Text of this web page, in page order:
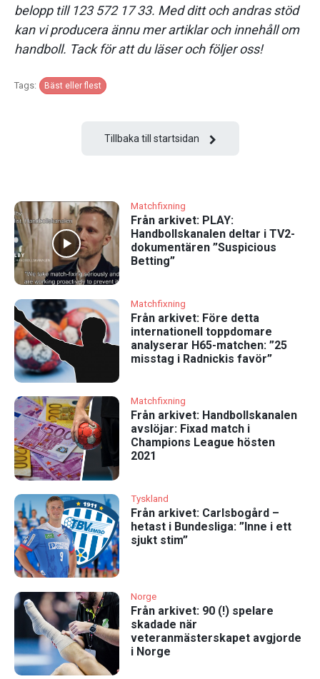
belopp till 123 572 17 33. Med ditt och andras stöd
kan vi producera ännu mer artiklar och innehåll om
handboll. Tack för att du läser och följer oss!
Tags: Bäst eller flest
Tillbaka till startsidan
Matchfixning
Från arkivet: PLAY:
Handbollskanalen deltar i TV2-
dokumentären ”Suspicious
Betting”
Matchfixning
Från arkivet: Före detta
internationell toppdomare
analyserar H65-matchen: ”25
misstag i Radnickis favör”
Matchfixning
Från arkivet: Handbollskanalen
avslöjar: Fixad match i
Champions League hösten
2021
Tyskland
Från arkivet: Carlsbogård –
hetast i Bundesliga: ”Inne i ett
sjukt stim”
Norge
Från arkivet: 90 (!) spelare
skadade när
veteranmästerskapet avgjorde
i Norge